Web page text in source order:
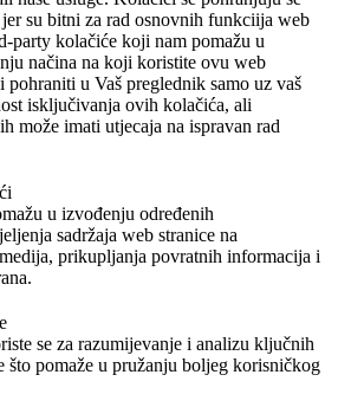
su bitni za rad osnovnih funkciija web
party kolačiće koji nam pomažu u
načina na koji koristite ovu web
pohraniti u Vaš preglednik samo uz vaš
isključivanja ovih kolačića, ali
može imati utjecaja na ispravan rad
u izvođenju određenih
sadržaja web stranice na
prikupljanja povratnih informacija i
se za razumijevanje i analizu ključnih
što pomaže u pružanju boljeg korisničkog